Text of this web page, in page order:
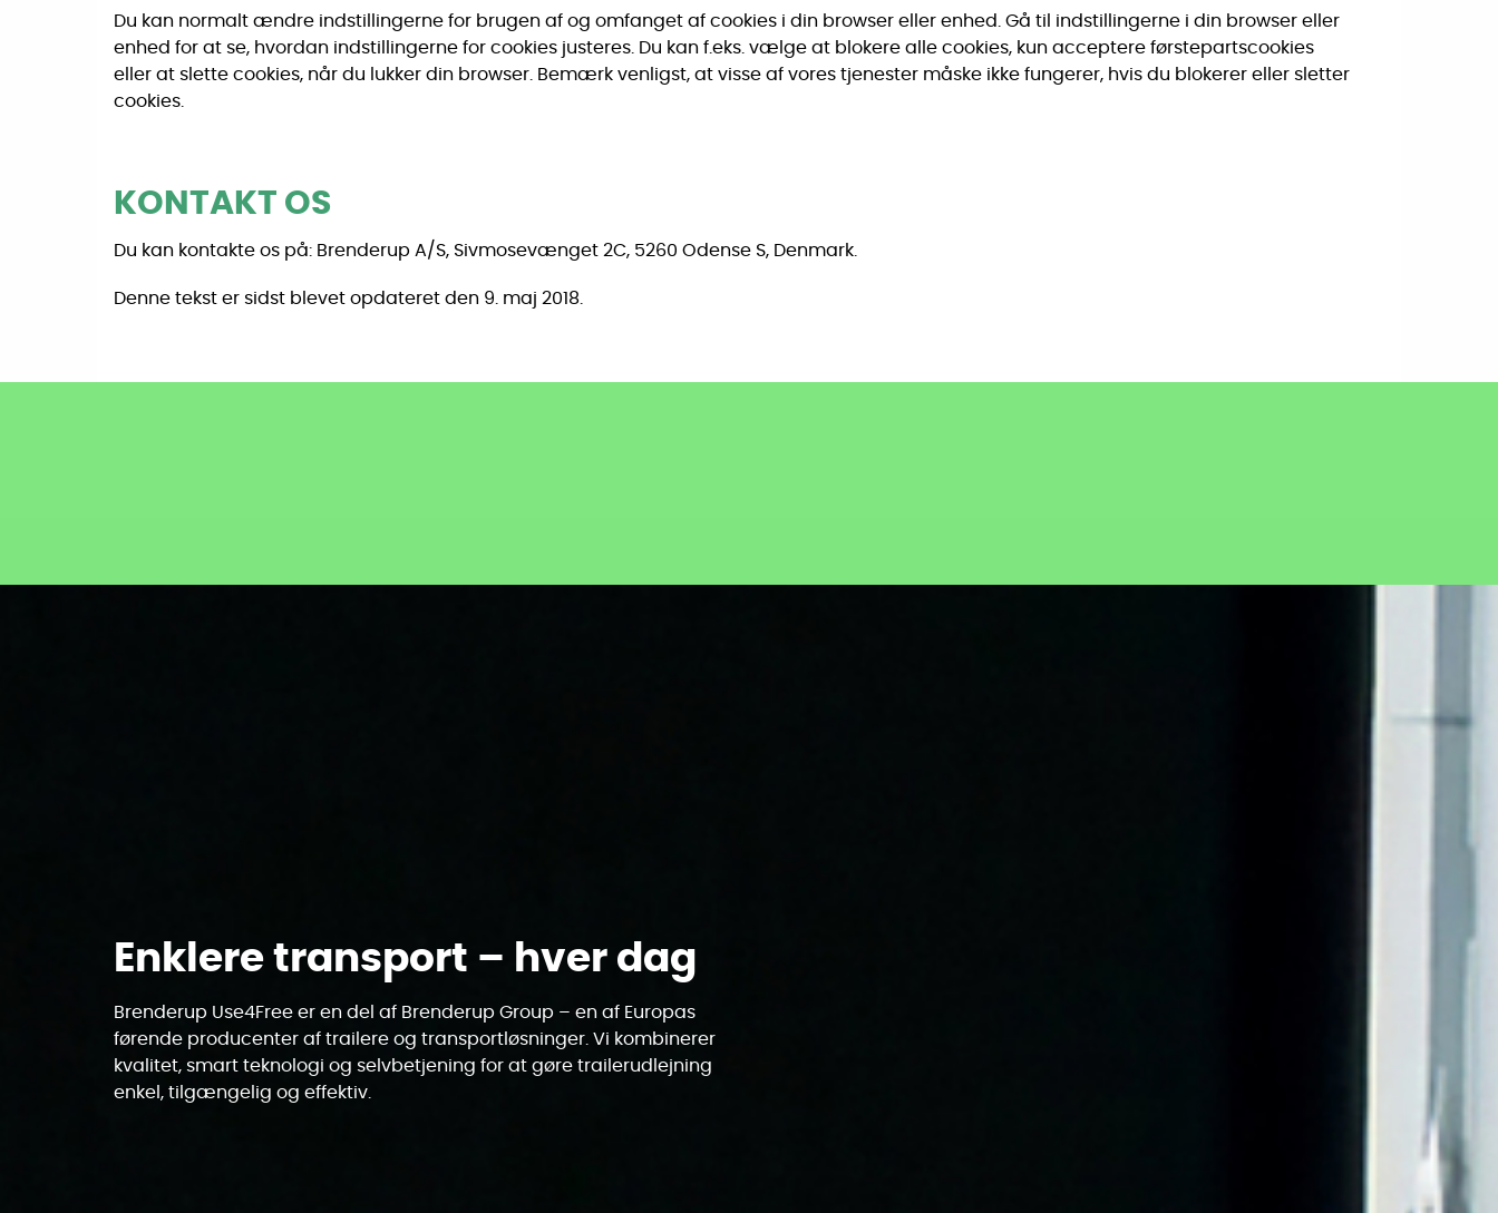
Du kan normalt ændre indstillingerne for brugen af og omfanget af cookies i din browser eller enhed. Gå til indstillingerne i din browser eller
enhed for at se, hvordan indstillingerne for cookies justeres. Du kan f.eks. vælge at blokere alle cookies, kun acceptere førstepartscookies
eller at slette cookies, når du lukker din browser. Bemærk venligst, at visse af vores tjenester måske ikke fungerer, hvis du blokerer eller sletter
cookies.
KONTAKT OS
Du kan kontakte os på: Brenderup A/S, Sivmosevænget 2C, 5260 Odense S, Denmark.
Denne tekst er sidst blevet opdateret den 9. maj 2018.
Enklere transport – hver dag
Brenderup Use4Free er en del af Brenderup Group – en af Europas
førende producenter af trailere og transportløsninger. Vi kombinerer
kvalitet, smart teknologi og selvbetjening for at gøre trailerudlejning
enkel, tilgængelig og effektiv.